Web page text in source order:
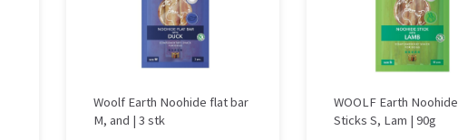
Woolf Earth Noohide flat bar
M, and | 3 stk
WOOLF Earth Noohide
Sticks S, Lam | 90g